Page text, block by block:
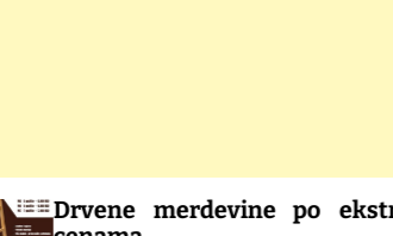
merdevine po ekstra